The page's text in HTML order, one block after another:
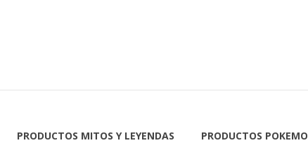
PRODUCTOS MITOS Y LEYENDAS PRODUCTOS